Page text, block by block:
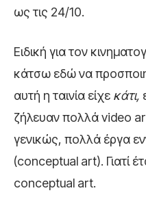
ως τις 24/10.
Ειδική για τον
κάτσω εδώ να
αυτή η ταινία είχε κάτι,
ζήλευαν πολλά video
γενικώς, πολλά έργα
(conceptual art). Γιατί
conceptual art.